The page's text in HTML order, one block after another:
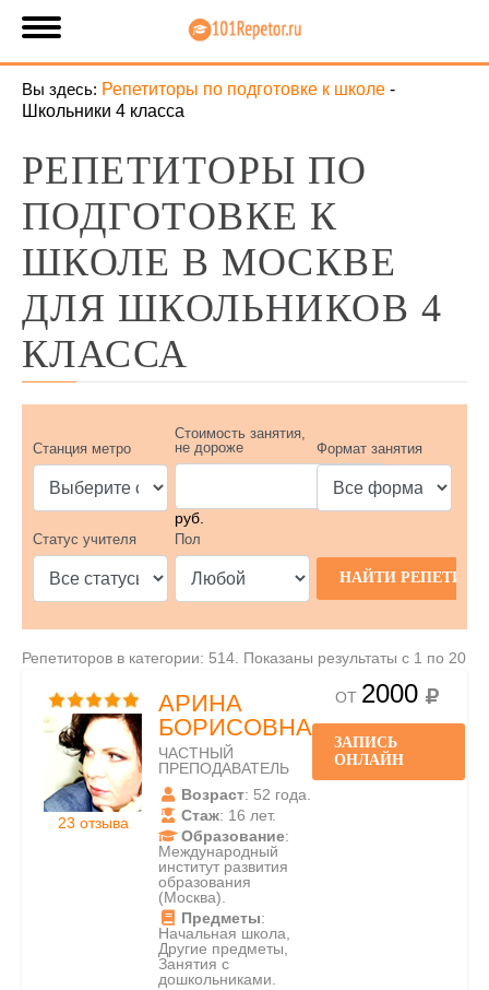
Вы здесь: Репетиторы по подготовке к школе -
Школьники 4 класса
РЕПЕТИТОРЫ ПО
ПОДГОТОВКЕ К
ШКОЛЕ В МОСКВЕ
ДЛЯ ШКОЛЬНИКОВ 4
КЛАССА
Станция метро
Стоимость занятия,
не дороже
руб.
Формат занятия
Статус учителя Пол
Репетиторов в категории: 514. Показаны результаты с 1 по 20
23 отзыва
АРИНА
БОРИСОВНА
ЧАСТНЫЙ
ПРЕПОДАВАТЕЛЬ
Возраст: 52 года.
Стаж: 16 лет.
Образование:
Международный
институт развития
образования
(Москва).
Предметы:
Начальная школа,
Другие предметы,
Занятия с
дошкольниками.
ОТ 2000
ЗАПИСЬ
ОНЛАЙН